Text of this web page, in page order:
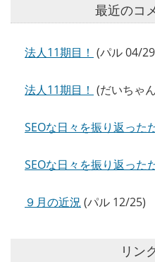
最近のコ
法人11期目！ (パル 04/
法人11期目！ (だいちゃ
SEOな日々を振り返った
SEOな日々を振り返った
９月の近況 (パル 12/25)
リン